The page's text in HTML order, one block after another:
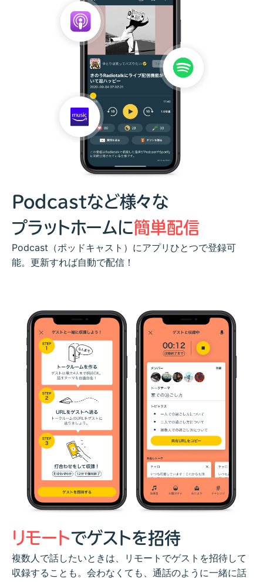
Podcastなど様々な
プラットホームに簡単配信
Podcast（ポッドキャスト）にアプリひとつで登録可
能。更新すれば自動で配信！
リモートでゲストを招待
複数人で話したいときは、リモートでゲストを招待して
収録することも。会わなくても、通話のように一緒に話